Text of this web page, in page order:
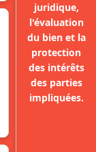
juridique,
l'évaluation
du bien et la
protection
des intérêts
des parties
impliquées.